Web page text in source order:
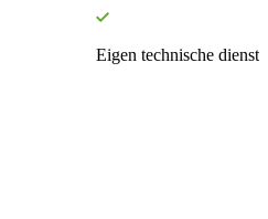
Eigen technische dienst